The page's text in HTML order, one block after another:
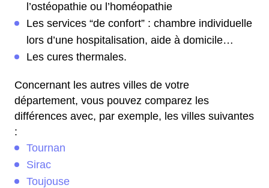
l’ostéopathie ou l’homéopathie
Les services “de confort” : chambre individuelle
lors d’une hospitalisation, aide à domicile…
Les cures thermales.
Concernant les autres villes de votre
département, vous pouvez comparez les
différences avec, par exemple, les villes suivantes
:
Tournan
Sirac
Toujouse